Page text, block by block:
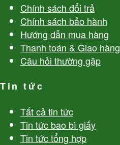
Chính sách đổi trả
Chính sách bảo hành
Hướng dẫn mua hàng
Thanh toán & Giao hàng
Câu hỏi thường gặp
Tin tức
Tất cả tin tức
Tin tức bao bì giấy
Tin tức tổng hợp